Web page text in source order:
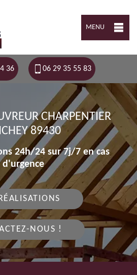
MENU
36 06 29 35 55 83
CHARPENTIER
89430
24h/24 sur 7j/7 en cas
d'urgence
NOUS !